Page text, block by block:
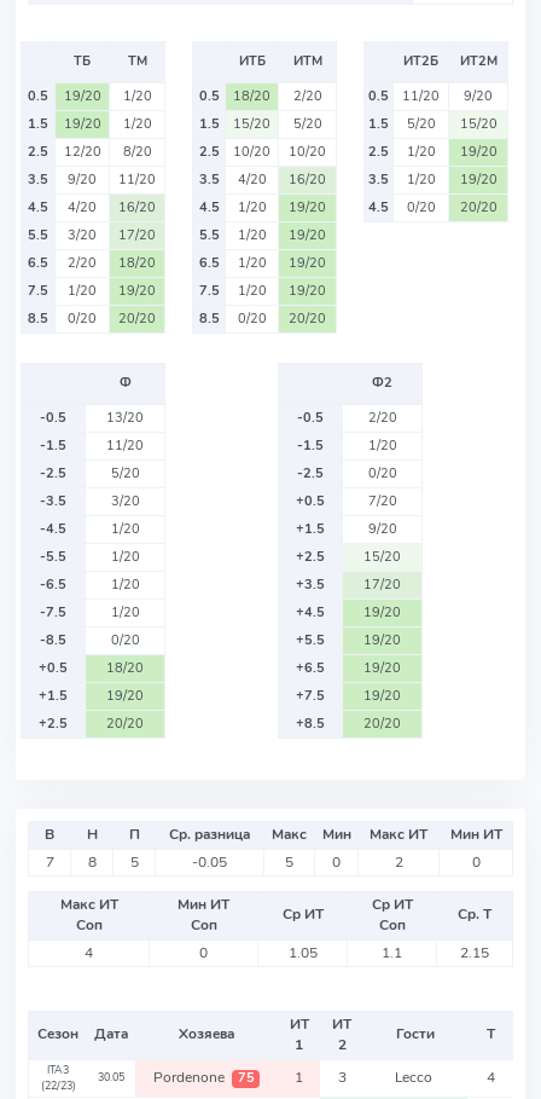
ТБ
ТМ
0.5
19/20
1/20
1.5
19/20
1/20
2.5
12/20
8/20
3.5
9/20
11/20
4.5
4/20
16/20
5.5
3/20
17/20
6.5
2/20
18/20
7.5
1/20
19/20
8.5
0/20 20/20
ИТБ
ИТМ
0.5
18/20
2/20
1.5
15/20
5/20
2.5
10/20
10/20
3.5
4/20
16/20
4.5
1/20
19/20
5.5
1/20
19/20
6.5
1/20
19/20
7.5
1/20
19/20
8.5
0/20 20/20
ИТ2Б
ИТ2М
0.5
11/20
9/20
1.5
5/20
15/20
2.5
1/20
19/20
3.5
1/20
19/20
4.5
0/20 20/20
Ф
-0.5
13/20
-1.5
11/20
-2.5
5/20
-3.5
3/20
-4.5
1/20
-5.5
1/20
-6.5
1/20
-7.5
1/20
-8.5
0/20
+0.5
18/20
+1.5
19/20
+2.5
20/20
Ф2
-0.5
2/20
-1.5
1/20
-2.5
0/20
+0.5
7/20
+1.5
9/20
+2.5
15/20
+3.5
17/20
+4.5
19/20
+5.5
19/20
+6.5
19/20
+7.5
19/20
+8.5
20/20
В Н П Ср. разница Макс Мин Макс ИТ
Мин ИТ
7
8 5 -0.05 5 0 2 0
Макс ИТ
Соп
Мин ИТ
Соп
Ср ИТ
Ср ИТ
Соп
Ср. Т
4
0 1.05 1.1 2.15
Сезон Дата Хозяева
ИТ
1
ИТ
2
Гости Т
ITA3
(22/23)
30.05 Pordenone 75 1 3 Lecco 4